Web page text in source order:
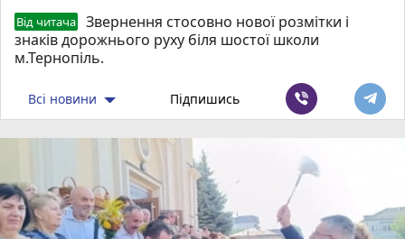
Від читача
Звернення стосовно нової розмітки і
знаків дорожнього руху біля шостої школи
м.Тернопіль.
Всі новини Підпишись